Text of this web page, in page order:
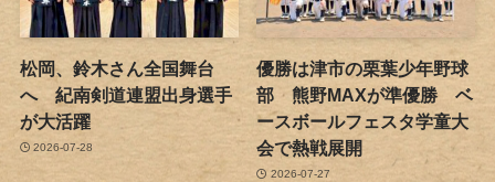
松岡、鈴木さん全国舞台
へ 紀南剣道連盟出身選手
が大活躍
2026-07-28
優勝は津市の栗葉少年野球
部 熊野MAXが準優勝 ベ
ースボールフェスタ学童大
会で熱戦展開
2026-07-27